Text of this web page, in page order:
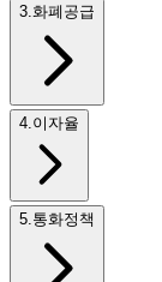
3 화폐공급
4 이자율
5 통화정책